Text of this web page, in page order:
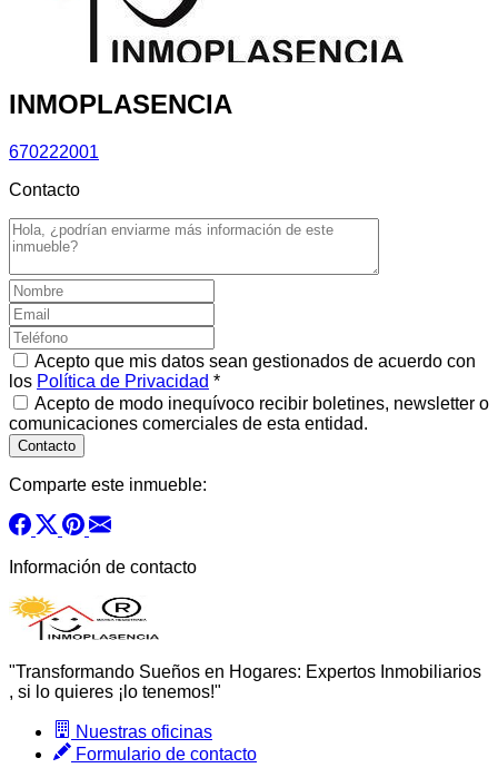
INMOPLASENCIA
670222001
Contacto
Acepto que mis datos sean gestionados de acuerdo con
los Política de Privacidad *
Acepto de modo inequívoco recibir boletines, newsletter o
comunicaciones comerciales de esta entidad.
Comparte este inmueble:
Información de contacto
"Transformando Sueños en Hogares: Expertos Inmobiliarios
, si lo quieres ¡lo tenemos!"
Nuestras oficinas
Formulario de contacto